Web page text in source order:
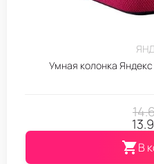
Умная колонка
В